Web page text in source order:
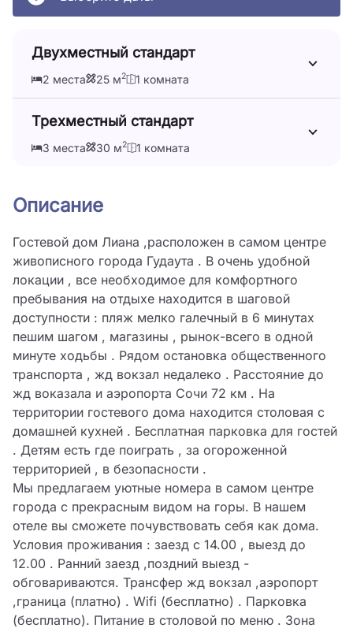
Двухместный стандарт
2 места 25 м2 1 комната
Трехместный стандарт
3 места 30 м2 1 комната
Описание
Гостевой дом Лиана ,расположен в самом центре
живописного города Гудаута . В очень удобной
локации , все необходимое для комфортного
пребывания на отдыхе находится в шаговой
доступности : пляж мелко галечный в 6 минутах
пешим шагом , магазины , рынок-всего в одной
минуте ходьбы . Рядом остановка общественного
транспорта , жд вокзал недалеко . Расстояние до
жд воказала и аэропорта Сочи 72 км . На
территории гостевого дома находится столовая с
домашней кухней . Бесплатная парковка для гостей
. Детям есть где поиграть , за огороженной
территорией , в безопасности .
Мы предлагаем уютные номера в самом центре
города с прекрасным видом на горы. В нашем
отеле вы сможете почувствовать себя как дома.
Условия проживания : заезд с 14.00 , выезд до
12.00 . Ранний заезд ,поздний выезд -
обговариваются. Трансфер жд вокзал ,аэропорт
,граница (платно) . Wifi (бесплатно) . Парковка
(бесплатно). Питание в столовой по меню . Зона